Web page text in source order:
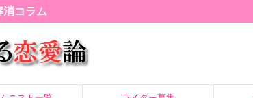
消コラム